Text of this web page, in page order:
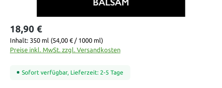
18,90 €
Inhalt: 350 ml (54,00 € / 1000 ml)
Preise inkl. MwSt. zzgl. Versandkosten
Sofort verfügbar, Lieferzeit: 2-5 Tage